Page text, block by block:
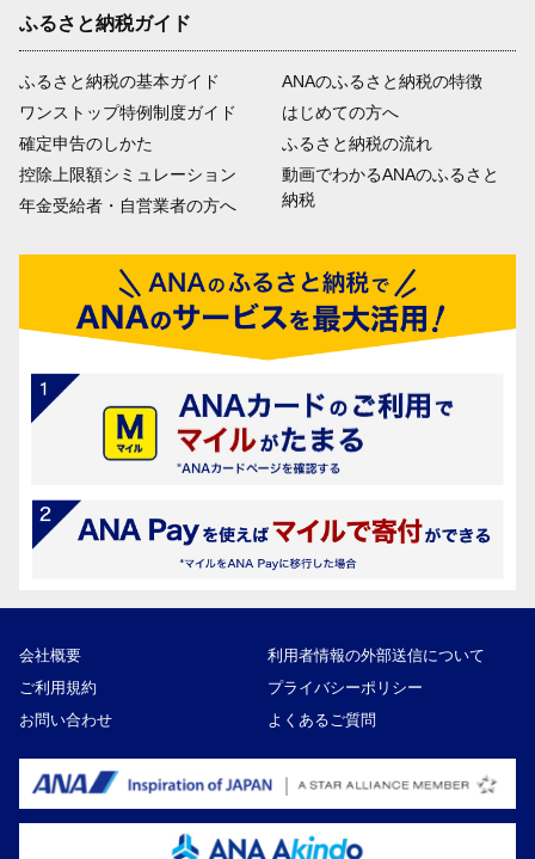
ふるさと納税ガイド
ふるさと納税の基本ガイド
ワンストップ特例制度ガイド
確定申告のしかた
控除上限額シミュレーション
年金受給者・自営業者の方へ
ANAのふるさと納税の特徴
はじめての方へ
ふるさと納税の流れ
動画でわかるANAのふるさと
納税
会社概要
利用者情報の外部送信について
ご利用規約
プライバシーポリシー
お問い合わせ
よくあるご質問